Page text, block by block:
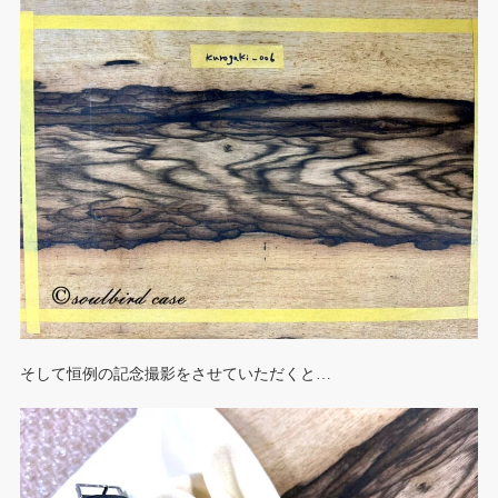
そして恒例の記念撮影をさせていただくと…